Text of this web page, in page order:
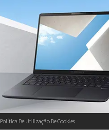
Política De Utilização De Cookies